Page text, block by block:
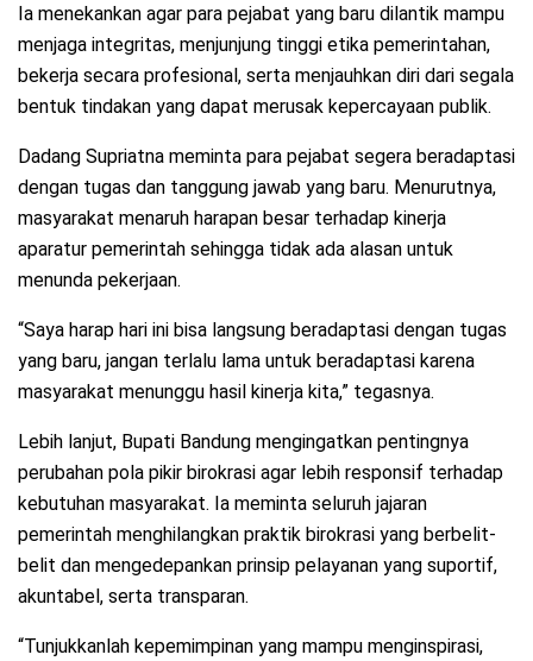
Ia menekankan agar para pejabat yang baru dilantik mampu
menjaga integritas, menjunjung tinggi etika pemerintahan,
bekerja secara profesional, serta menjauhkan diri dari segala
bentuk tindakan yang dapat merusak kepercayaan publik.
Dadang Supriatna meminta para pejabat segera beradaptasi
dengan tugas dan tanggung jawab yang baru. Menurutnya,
masyarakat menaruh harapan besar terhadap kinerja
aparatur pemerintah sehingga tidak ada alasan untuk
menunda pekerjaan.
“Saya harap hari ini bisa langsung beradaptasi dengan tugas
yang baru, jangan terlalu lama untuk beradaptasi karena
masyarakat menunggu hasil kinerja kita,” tegasnya.
Lebih lanjut, Bupati Bandung mengingatkan pentingnya
perubahan pola pikir birokrasi agar lebih responsif terhadap
kebutuhan masyarakat. Ia meminta seluruh jajaran
pemerintah menghilangkan praktik birokrasi yang berbelit-
belit dan mengedepankan prinsip pelayanan yang suportif,
akuntabel, serta transparan.
“Tunjukkanlah kepemimpinan yang mampu menginspirasi,